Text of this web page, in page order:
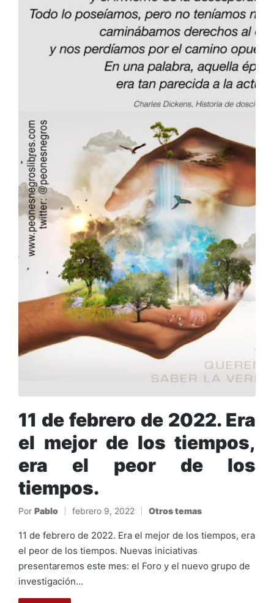
11 de febrero de 2022. Era
el mejor de los tiempos,
era el peor de los
tiempos.
Publicado
por
Por Pablo febrero 9, 2022
Publicado
en
Otros temas
11 de febrero de 2022. Era el mejor de los tiempos, era
el peor de los tiempos. Nuevas iniciativas
presentaremos este mes: el Foro y el nuevo grupo de
investigación…